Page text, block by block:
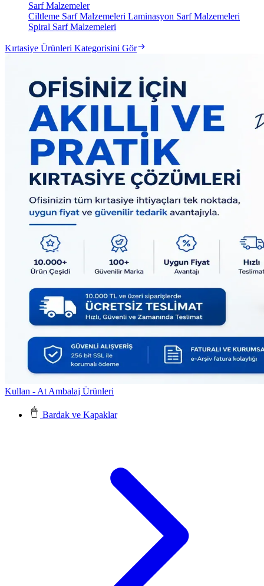
Sarf Malzemeler
Ciltleme Sarf Malzemeleri Laminasyon Sarf Malzemeleri
Spiral Sarf Malzemeleri
Kırtasiye Ürünleri Kategorisini Gör
Kullan - At Ambalaj Ürünleri
Bardak ve Kapaklar